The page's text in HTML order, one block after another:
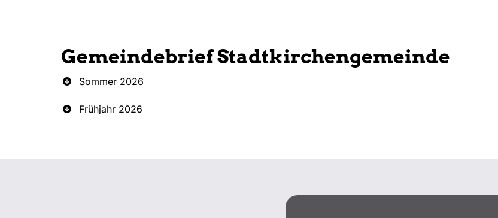
Gemeindebrief Stadtkirchengemeinde
Sommer 2026
Frühjahr 2026